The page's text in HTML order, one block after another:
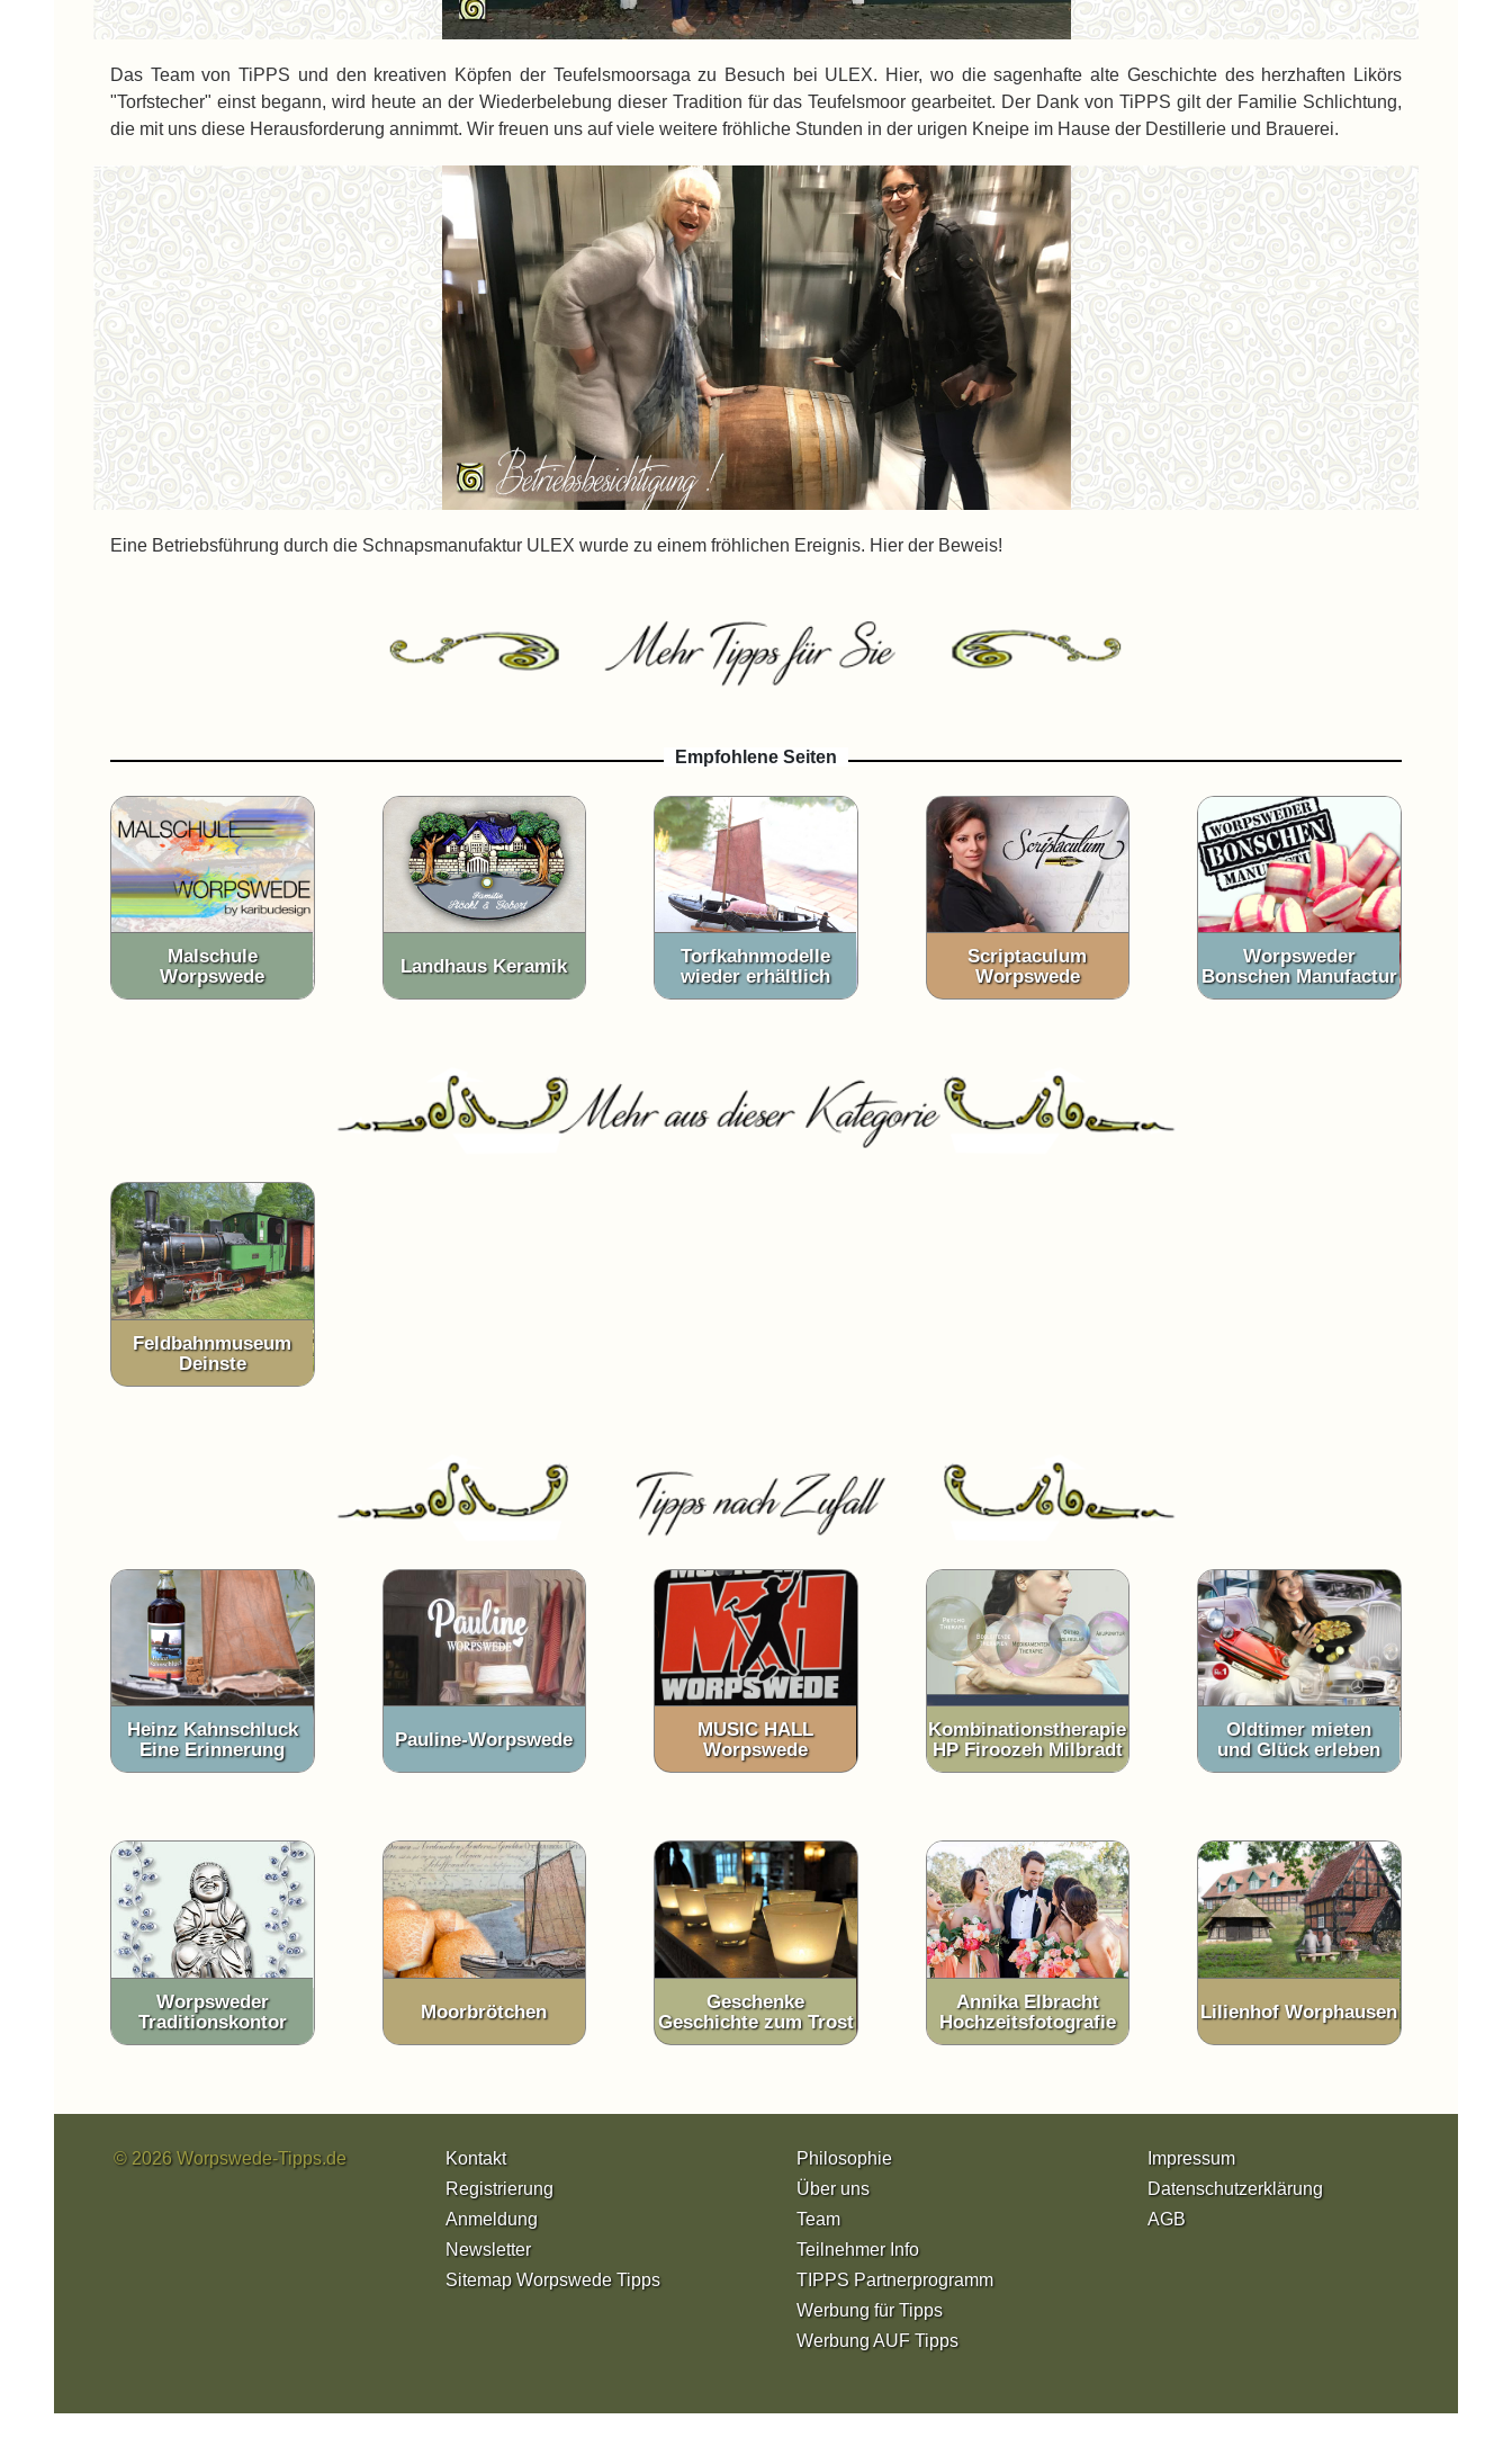
Das Team von TiPPS und den kreativen Köpfen der Teufelsmoorsaga zu Besuch bei ULEX. Hier, wo die sagenhafte alte Geschichte des herzhaften Likörs
"Torfstecher" einst begann, wird heute an der Wiederbelebung dieser Tradition für das Teufelsmoor gearbeitet. Der Dank von TiPPS gilt der Familie Schlichtung,
die mit uns diese Herausforderung annimmt. Wir freuen uns auf viele weitere fröhliche Stunden in der urigen Kneipe im Hause der Destillerie und Brauerei.
Eine Betriebsführung durch die Schnapsmanufaktur ULEX wurde zu einem fröhlichen Ereignis. Hier der Beweis!
Empfohlene Seiten
Malschule
Worpswede
Landhaus Keramik
Torfkahnmodelle
wieder erhältlich
Scriptaculum
Worpswede
Worpsweder
Bonschen Manufactur
Feldbahnmuseum
Deinste
Heinz Kahnschluck
Eine Erinnerung
Pauline-Worpswede
MUSIC HALL
Worpswede
Kombinationstherapie
HP Firoozeh Milbradt
Oldtimer mieten
und Glück erleben
Worpsweder
Traditionskontor
Moorbrötchen
Geschenke
Geschichte zum Trost
Annika Elbracht
Hochzeitsfotografie
Lilienhof Worphausen
© 2026 Worpswede-Tipps.de
Kontakt
Registrierung
Anmeldung
Newsletter
Sitemap Worpswede Tipps
Philosophie
Über uns
Team
Teilnehmer Info
TIPPS Partnerprogramm
Werbung für Tipps
Werbung AUF Tipps
Impressum
Datenschutzerklärung
AGB